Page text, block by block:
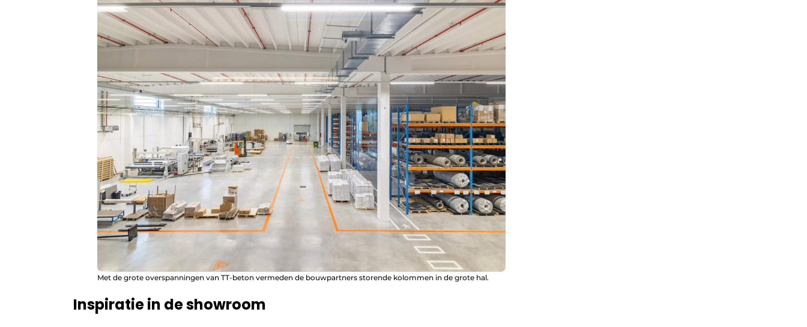
Met de grote overspanningen van TT-beton vermeden de bouwpartners storende kolommen in de grote hal.
Inspiratie in de showroom